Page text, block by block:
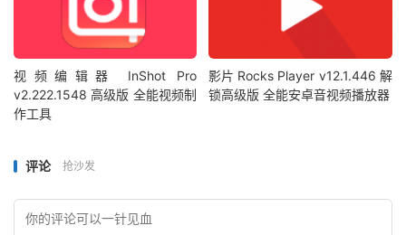
视频编辑器 InShot Pro
v2.222.1548 高级版 全能视频制
作工具
影片 Rocks Player v12.1.446 解
锁高级版 全能安卓音视频播放器
评论 抢沙发